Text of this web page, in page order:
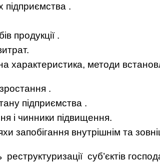
підприємства .
продукції .
характеристика, методи
.
підприємства .
і чинники підвищення.
запобігання внутрішнім та
суб’єктів